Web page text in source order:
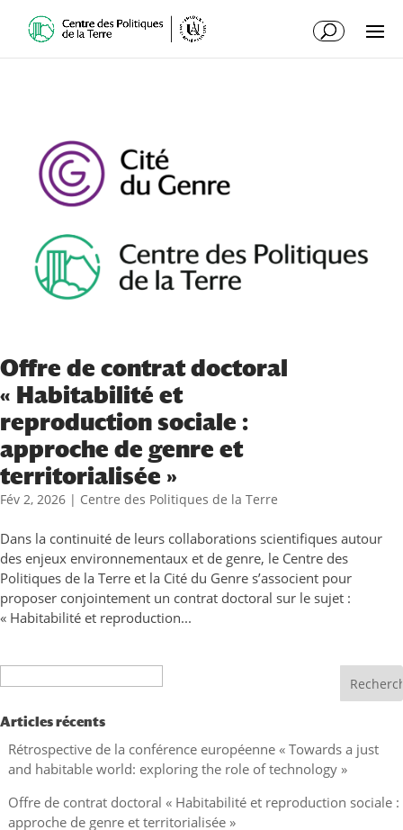
Offre de contrat doctoral
« Habitabilité et
reproduction sociale :
approche de genre et
territorialisée »
Fév 2, 2026 | Centre des Politiques de la Terre
Dans la continuité de leurs collaborations scientifiques autour
des enjeux environnementaux et de genre, le Centre des
Politiques de la Terre et la Cité du Genre s’associent pour
proposer conjointement un contrat doctoral sur le sujet :
« Habitabilité et reproduction...
Articles récents
Rétrospective de la conférence européenne « Towards a just
and habitable world: exploring the role of technology »
Offre de contrat doctoral « Habitabilité et reproduction sociale :
approche de genre et territorialisée »